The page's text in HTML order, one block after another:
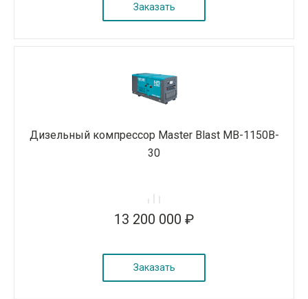
Заказать
Дизельный компрессор Master Blast MB-1150B-
30
13 200 000 ₽
Заказать